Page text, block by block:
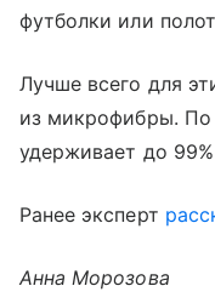
футболки или
Лучше всего для
из микрофибры. По
удерживает до
Ранее эксперт
Анна Морозова